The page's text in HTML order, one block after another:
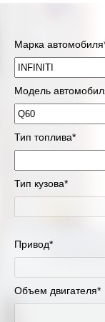
Марка
Модель
Тип топлива*
Тип кузова*
Привод*
Объем двигателя*